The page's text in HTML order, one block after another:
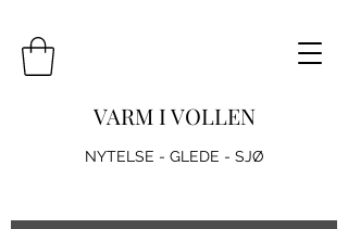
VARM I VOLLEN
NYTELSE - GLEDE - SJØ